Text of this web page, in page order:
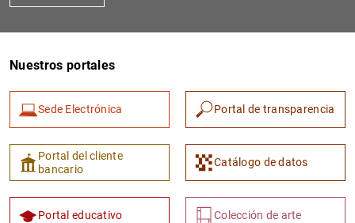
1 2
Nuestros portales
Sede Electrónica Portal de transparencia
Portal del cliente
bancario
Catálogo de datos
Portal educativo Colección de arte